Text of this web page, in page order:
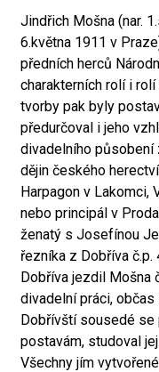
Jindřich Mošna (nar.
6.května 1911 v
předních herců
charakterních rolí i
tvorby pak byly
předurčoval i jeho
divadelního působení
dějin českého
Harpagon v Lakomci,
nebo principál v
ženatý s Josefínou
řezníka z Dobříva č.p.
Dobříva jezdil Mošna
divadelní práci,
Dobřívští sousedé se
postavám, studoval
Všechny jím